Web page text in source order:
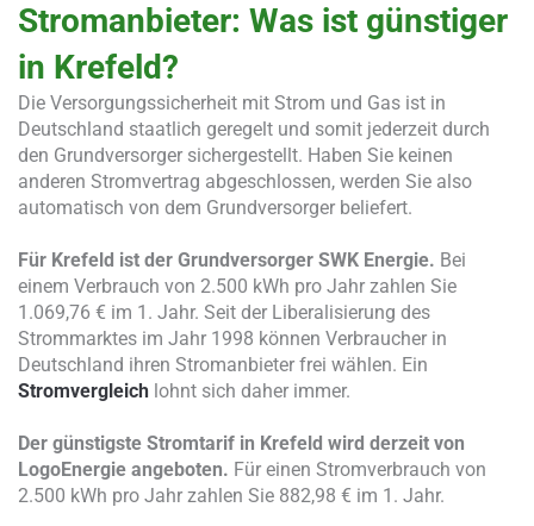
Stromanbieter: Was ist günstiger
in Krefeld?
Die Versorgungssicherheit mit Strom und Gas ist in
Deutschland staatlich geregelt und somit jederzeit durch
den Grundversorger sichergestellt. Haben Sie keinen
anderen Stromvertrag abgeschlossen, werden Sie also
automatisch von dem Grundversorger beliefert.
Für Krefeld ist der Grundversorger SWK Energie. Bei
einem Verbrauch von 2.500 kWh pro Jahr zahlen Sie
1.069,76 € im 1. Jahr. Seit der Liberalisierung des
Strommarktes im Jahr 1998 können Verbraucher in
Deutschland ihren Stromanbieter frei wählen. Ein
Stromvergleich lohnt sich daher immer.
Der günstigste Stromtarif in Krefeld wird derzeit von
LogoEnergie angeboten. Für einen Stromverbrauch von
2.500 kWh pro Jahr zahlen Sie 882,98 € im 1. Jahr.